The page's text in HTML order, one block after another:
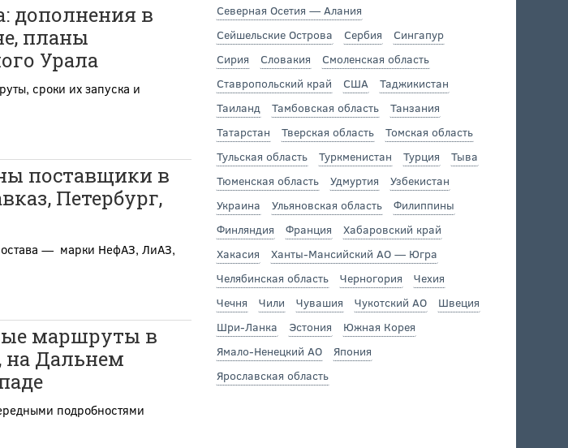
дополнения в
планы
Урала
сроки их запуска и
поставщики в
Петербург,
— марки НефАЗ, ЛиАЗ,
маршруты в
на Дальнем
подробностями
Северная Осетия — Алания
Сейшельские Острова
Сербия
Сингапур
Сирия
Словакия
Смоленская область
Ставропольский край
США
Таджикистан
Таиланд
Тамбовская область
Танзания
Татарстан
Тверская область
Томская область
Тульская область
Туркменистан Турция
Тыва
Тюменская область
Удмуртия
Узбекистан
Украина
Ульяновская область
Филиппины
Финляндия
Франция
Хабаровский край
Хакасия
Ханты-Мансийский АО — Югра
Челябинская область
Черногория
Чехия
Чечня
Чили Чувашия Чукотский АО
Швеция
Шри-Ланка
Эстония
Южная Корея
Ямало-Ненецкий АО
Япония
Ярославская область